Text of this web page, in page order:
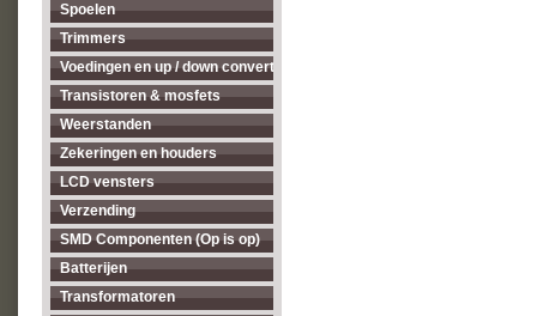
Spoelen
Trimmers
Voedingen en up / down converters
Transistoren & mosfets
Weerstanden
Zekeringen en houders
LCD vensters
Verzending
SMD Componenten (Op is op)
Batterijen
Transformatoren